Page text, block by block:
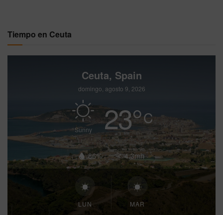
Tiempo en Ceuta
Ceuta, Spain
domingo, agosto 9, 2026
Sunny 23°C
86% 4.3mh
LUN MAR